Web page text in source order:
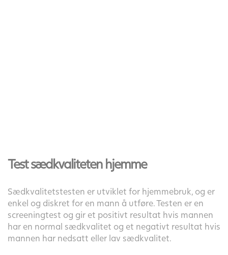
Test sædkvaliteten hjemme
Sædkvalitetstesten er utviklet for hjemmebruk, og er
enkel og diskret for en mann å utføre. Testen er en
screeningtest og gir et positivt resultat hvis mannen
har en normal sædkvalitet og et negativt resultat hvis
mannen har nedsatt eller lav sædkvalitet.